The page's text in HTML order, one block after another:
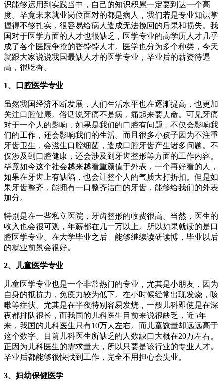
识能够运用到实践当中，自己的知识积累一定要到达一个高
度。毕竟未来就业岗位面对的都是病人，我们若是专业知识掌
握得不够扎实，很容易给病人造成无法挽回的后果和损失。我
国对于医学方面的人才也很缺乏，医学专业的高学历人才几乎
成了各个医院争抢的香饽饽人才。医学也分为多个种类，今天
就跟大家说说我国最缺人才的医学专业，毕业后的薪资待遇
高，很吃香。
1、口腔医学专业
虽然我国经济不断发展，人们生活水平也在逐渐提高，也更加
关注口腔健康。俗话说牙痛不是病，痛起来要人命。可见牙痛
对于一个人的影响，如果是我们的口腔有问题，不仅会影响我
们的工作，还会影响我们的生活。而且很多小孩子因为不注重
牙齿卫生，会滋生口腔细菌，造成口腔牙齿产生诸多问题。不
仅涉及到口腔健康，还会涉及到牙齿整形等方面的工作内容。
毕竟如今这个社会越来越看重颜值于外表，一个再好看的人，
如果在牙齿上有缺陷，也会让整个人的气质大打折扣。但是如
果牙齿整齐，能拥有一口整齐洁白的牙齿，能够给我们的外表
加分。
特别是在一些私立医院，牙齿整形的收费很高。当然，医生的
收入也会很可观，年薪都在几十万以上。所以如果就读的是口
腔医学专业。在大学毕业之后，能够继续读研读博，毕业以后
的就业前景会很好。
2、儿童医学专业
儿童医学专业也是一个非常热门的专业，尤其是小朋友，因为
自身的抵抗力，免疫力较为低下。在小时候经常出现发烧，咳
嗽等症状。尤其是在半夜特别容易发烧，一般儿科即使是在深
夜都排队很长，而我国的儿科医生目前来说很缺乏，近5年
来，我国的儿科医生只有10万人左右。而儿童数量却远远高于
这个数字。目前儿科医生所缺乏的人数缺口大概在20万左右。
正因为儿科医生的需求量大，所以只要是该行业的专业人才。
毕业后都能够很快找到工作，完全不用担心会失业。
3、妇幼保健医学